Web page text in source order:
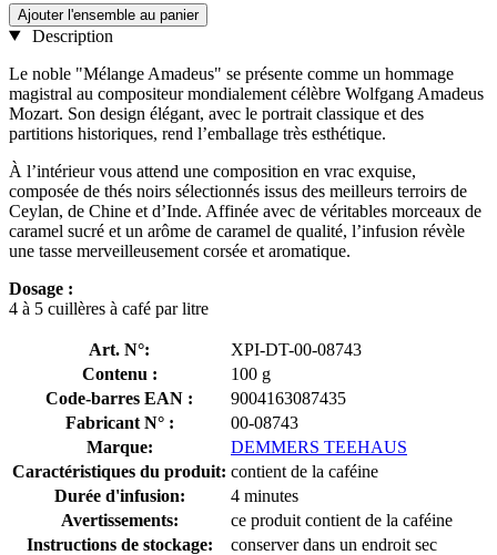
Ajouter l'ensemble au panier
Description
Le noble "Mélange Amadeus" se présente comme un hommage
magistral au compositeur mondialement célèbre Wolfgang Amadeus
Mozart. Son design élégant, avec le portrait classique et des
partitions historiques, rend l’emballage très esthétique.
À l’intérieur vous attend une composition en vrac exquise,
composée de thés noirs sélectionnés issus des meilleurs terroirs de
Ceylan, de Chine et d’Inde. Affinée avec de véritables morceaux de
caramel sucré et un arôme de caramel de qualité, l’infusion révèle
une tasse merveilleusement corsée et aromatique.
Dosage :
4 à 5 cuillères à café par litre
Art. N°:
XPI-DT-00-08743
Contenu :
100 g
Code-barres EAN :
9004163087435
Fabricant N° :
00-08743
Marque:
DEMMERS TEEHAUS
Caractéristiques du produit: contient de la caféine
Durée d'infusion:
4 minutes
Avertissements:
ce produit contient de la caféine
Instructions de stockage:
conserver dans un endroit sec